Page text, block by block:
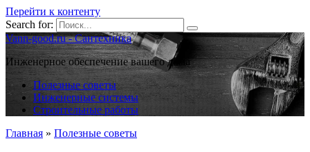
Перейти к контенту
Search for:
Vann-good.ru - Сантехника
Инженерное обеспечение вашего дома
Полезные советы
Инженерные системы
Строительные работы
Главная » Полезные советы